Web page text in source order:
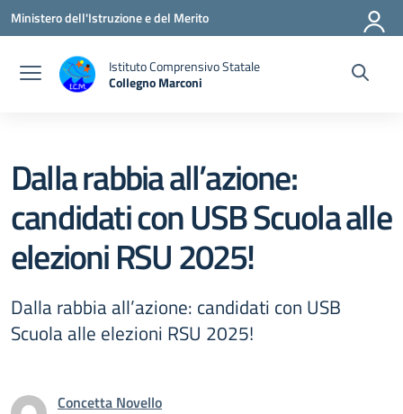
Vai ai contenuti
Vai al menu di navigazione
Vai al footer
Ministero dell'Istruzione e del Merito
Istituto Comprensivo Statale
Collegno Marconi
Dalla rabbia all’azione:
candidati con USB Scuola alle
elezioni RSU 2025!
Dalla rabbia all’azione: candidati con USB
Scuola alle elezioni RSU 2025!
Concetta Novello